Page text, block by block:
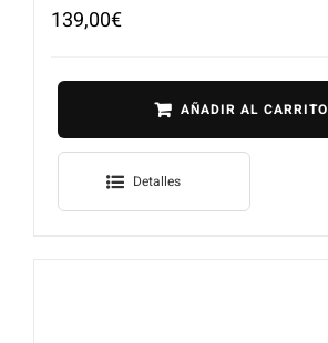
139,00€
AÑADIR AL CARRITO
Detalles